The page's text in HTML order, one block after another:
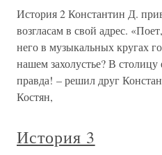
История 2 Константин Д.
возгласам в свой адрес.
него в музыкальных кругах
нашем захолустье? В
правда! – решил друг
Костян,
История 3